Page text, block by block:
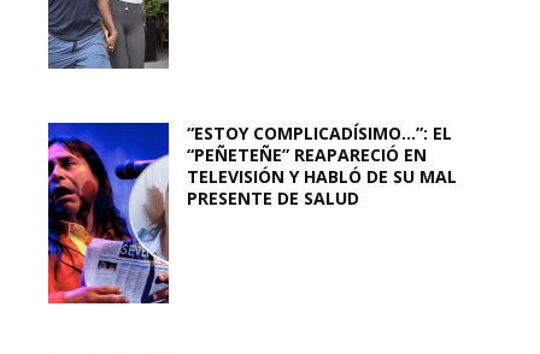
“ESTOY COMPLICADÍSIMO…”: EL
“PEÑETEÑE” REAPARECIÓ EN
TELEVISIÓN Y HABLÓ DE SU MAL
PRESENTE DE SALUD